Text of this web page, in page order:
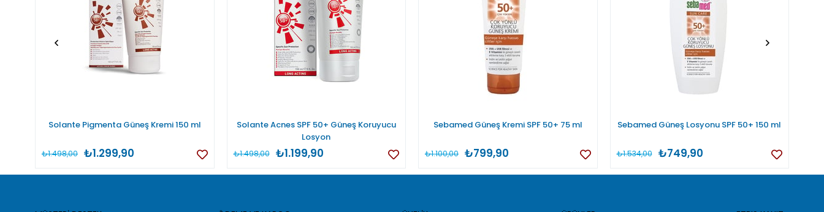
Solante Pigmenta Güneş Kremi 150 ml
₺1.299,90
₺1.498,00
Solante Acnes SPF 50+ Güneş Koruyucu
Losyon
₺1.199,90
₺1.498,00
Sebamed Güneş Kremi SPF 50+ 75 ml
₺799,90
₺1.100,00
Sebamed Güneş Losyonu SPF 50+ 150 ml
₺749,90
₺1.534,00